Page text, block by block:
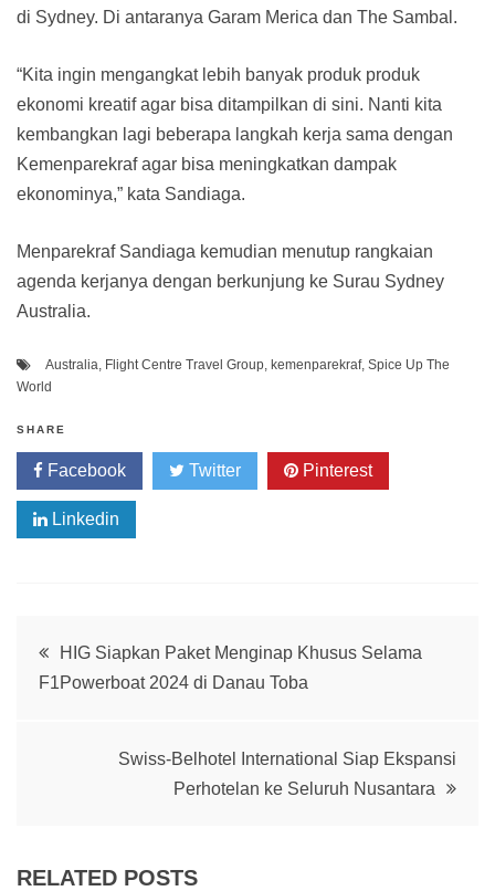
di Sydney. Di antaranya Garam Merica dan The Sambal.
“Kita ingin mengangkat lebih banyak produk produk
ekonomi kreatif agar bisa ditampilkan di sini. Nanti kita
kembangkan lagi beberapa langkah kerja sama dengan
Kemenparekraf agar bisa meningkatkan dampak
ekonominya,” kata Sandiaga.
Menparekraf Sandiaga kemudian menutup rangkaian
agenda kerjanya dengan berkunjung ke Surau Sydney
Australia.
Australia Flight Centre Travel Group kemenparekraf, Spice Up The
World
SHARE
Facebook Twitter Pinterest
Linkedin
PostHIG Siapkan Paket Menginap Khusus Selama
F1Powerboat 2024 di Danau Toba
Swiss-Belhotel International Siap Ekspansi
Perhotelan ke Seluruh Nusantara
RELATED POSTS